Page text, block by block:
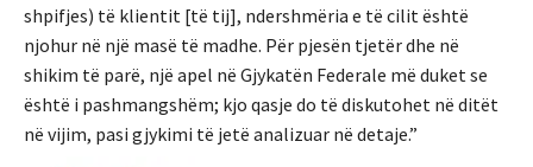
shpifjes) të klientit [të tij], ndershmëria e të cilit është
njohur në një masë të madhe. Për pjesën tjetër dhe në
shikim të parë, një apel në Gjykatën Federale më duket se
është i pashmangshëm; kjo qasje do të diskutohet në ditët
në vijim, pasi gjykimi të jetë analizuar në detaje.”